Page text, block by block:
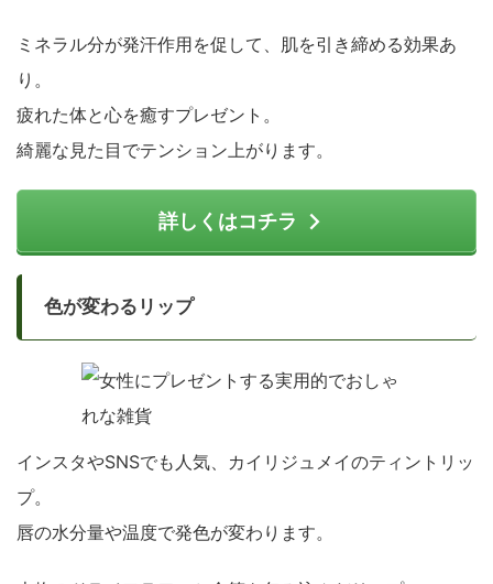
ミネラル分が発汗作用を促して、肌を引き締める効果あ
り。
疲れた体と心を癒すプレゼント。
綺麗な見た目でテンション上がります。
詳しくはコチラ
色が変わるリップ
インスタやSNSでも人気、カイリジュメイのティントリッ
プ。
唇の水分量や温度で発色が変わります。